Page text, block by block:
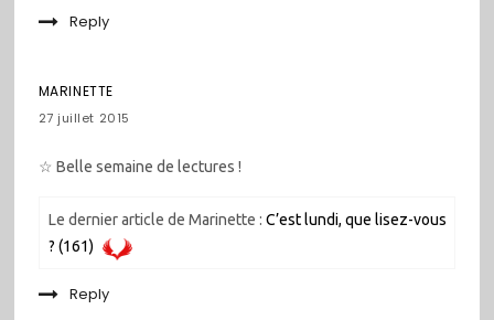
Reply
MARINETTE
27 juillet 2015
☆ Belle semaine de lectures !
Le dernier article de Marinette : C’est lundi, que lisez-vous
? (161)
Reply